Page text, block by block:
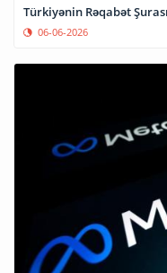
Türkiyənin Rəqabət
06-06-2026